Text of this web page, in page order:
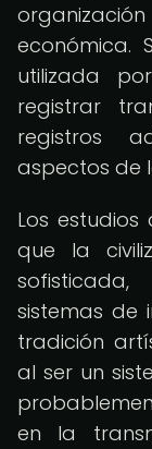
económica.
utilizada
registrar
registros
aspectos de
Los
que la
sistemas de
tradición
al ser un
en la